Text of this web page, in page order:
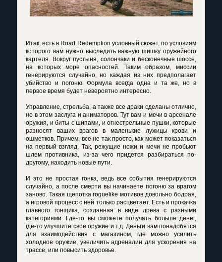
Итак, есть в Road Redemption условный сюжет, по условиям
которого вам нужно выследить важную шишку оружейного
картеля. Вокруг пустыня, солончаки и бесконечные шоссе,
на которых море опасностей. Таким образом, миссии
генерируются случайно, но каждая из них предполагает
убийство и погоню. Формула всегда одна и та же, но в
первое время будет невероятно интересно.
Управление, стрельба, а также все драки сделаны отлично,
но в этом заслуга и аниматоров. Тут вам и мечи в арсенале
оружия, и биты с шипами, и огнестрельные пушки, которые
разносят ваших врагов в маленькие лужицы крови и
ошметков. Причем, все не так просто, как может показаться
на первый взгляд. Так, режущие ножи и мечи не пробьют
шлем противника, из-за чего придется разбираться по-
другому, находить новые пути.
И это не простая гонка, ведь все события генерируются
случайно, а после смерти вы начинаете погоню за врагом
заново. Такая щепотка roguelike мотивов довольно бодрая,
а игровой процесс с ней только расцветает. Есть и прокачка
главного гонщика, созданная в виде древа с разными
категориями. Где-то вы сможете получать больше денег,
где-то улучшите свое оружие и т.д. Деньги вам понадобятся
для взаимодействия с магазином, где можно усилить
холодное оружие, увеличить адреналин для ускорения на
трассе, или повысить здоровье.